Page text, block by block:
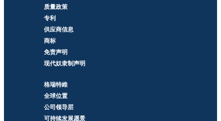
质量政策
专利
供应商信息
商标
免责声明
现代奴隶制声明
格瑞特維
全球位置
公司领导层
可持续发展愿景